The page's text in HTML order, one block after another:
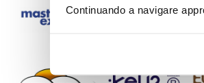
Continuando a navigare